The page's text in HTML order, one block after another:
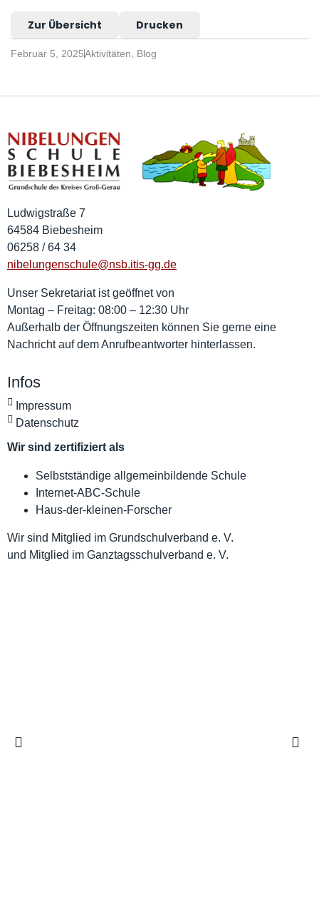
Zur Übersicht Drucken
Februar 5, 2025Aktivitäten Blog
Ludwigstraße 7
64584 Biebesheim
06258 / 64 34
nibelungenschule@nsb.itis-gg.de
Unser Sekretariat ist geöffnet von
Montag – Freitag: 08:00 – 12:30 Uhr
Außerhalb der Öffnungszeiten können Sie gerne eine
Nachricht auf dem Anrufbeantworter hinterlassen.
Infos
Impressum
Datenschutz
Wir sind zertifiziert als
Selbstständige allgemeinbildende Schule
Internet-ABC-Schule
Haus-der-kleinen-Forscher
Wir sind Mitglied im Grundschulverband e. V.
und Mitglied im Ganztagsschulverband e. V.